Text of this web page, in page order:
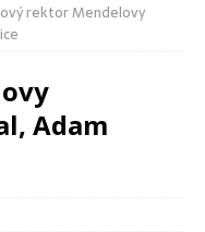
rektor Mendelovy
Adam